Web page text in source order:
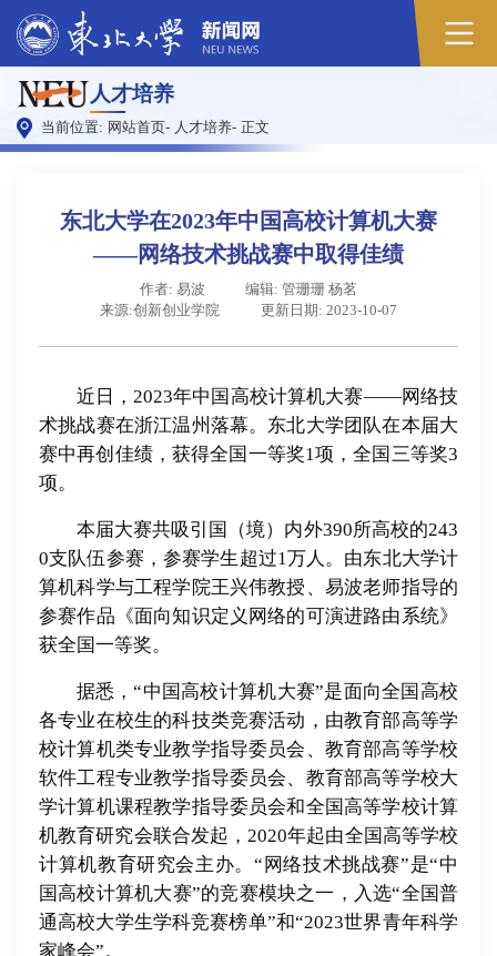
人才培养
当前位置: 网站首页- 人才培养- 正文
东北大学在2023年中国高校计算机大赛
——网络技术挑战赛中取得佳绩
作者: 易波
编辑: 管珊珊 杨茗
来源:创新创业学院
更新日期: 2023-10-07
近日，2023年中国高校计算机大赛——网络技
术挑战赛在浙江温州落幕。东北大学团队在本届大
赛中再创佳绩， 获得全国一等奖1项，全国三等奖3
项。
本届大赛共吸引国（境）内外390所高校的243
0支队伍参赛，参赛学生超过1万人。 由东北大学计
算机科学与工程学院王兴伟教授、易波老师指导的
参赛作品《面向知识定义网络的可演进路由系统》
获全国一等奖。
据悉，“中国高校计算机大赛”是面向全国高校
各专业在校生的科技类竞赛活动，由教育部高等学
校计算机类专业教学指导委员会、教育部高等学校
软件工程专业教学指导委员会、教育部高等学校大
学计算机课程教学指导委员会和全国高等学校计算
机教育研究会联合发起，2020年起由全国高等学校
计算机教育研究会主办。“网络技术挑战赛”是“中
国高校计算机大赛”的竞赛模块之一，入选“全国普
通高校大学生学科竞赛榜单”和“2023世界青年科学
家峰会”。